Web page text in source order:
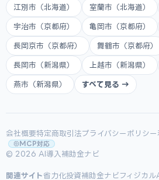
江別市（北海道） 室蘭市（北海道）
宇治市（京都府） 亀岡市（京都府）
長岡京市（京都府） 舞鶴市（京都府）
長岡市（新潟県） 上越市（新潟県）
燕市（新潟県） すべて見る →
会社概要特定商取引法プライバシーポリシー
MCP対応
© 2026 AI導入補助金ナビ
関連サイト省力化投資補助金ナビ フィジカ